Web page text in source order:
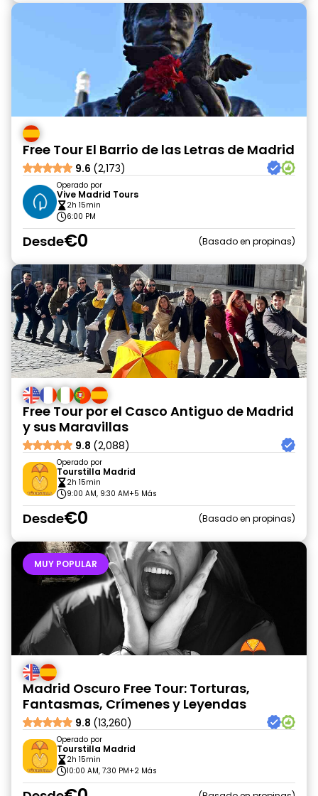
Free Tour El Barrio de las Letras de Madrid
9.6 (2,173)
Operado por
Vive Madrid Tours
2h 15min
6:00 PM
Desde€0 Basado en propinas
Free Tour por el Casco Antiguo de Madrid
y sus Maravillas
9.8 (2,088)
Operado por
Tourstilla Madrid
2h 15min
9:00 AM, 9:30 AM+5 Más
Desde€0 Basado en propinas
MUY POPULAR
Madrid Oscuro Free Tour: Torturas,
Fantasmas, Crímenes y Leyendas
9.8 (13,260)
Operado por
Tourstilla Madrid
2h 15min
10:00 AM, 7:30 PM+2 Más